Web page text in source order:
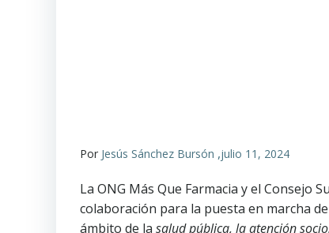
Por Jesús Sánchez Bursón ,julio 11, 2024
La ONG Más Que Farmacia y el Consejo
colaboración para la puesta en marcha
ámbito de la salud pública, la atención